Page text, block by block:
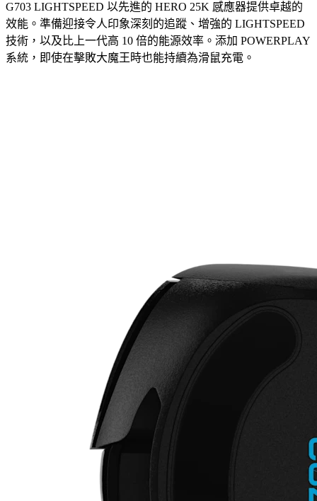
G703 LIGHTSPEED 以先進的 HERO 25K 感應器提供卓越的
效能。準備迎接令人印象深刻的追蹤、增強的 LIGHTSPEED
技術，以及比上一代高 10 倍的能源效率。添加 POWERPLAY
系統，即使在擊敗大魔王時也能持續為滑鼠充電。